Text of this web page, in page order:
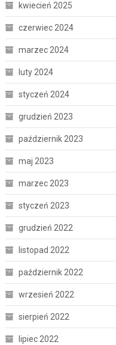
kwiecień 2025
czerwiec 2024
marzec 2024
luty 2024
styczeń 2024
grudzień 2023
październik 2023
maj 2023
marzec 2023
styczeń 2023
grudzień 2022
listopad 2022
październik 2022
wrzesień 2022
sierpień 2022
lipiec 2022